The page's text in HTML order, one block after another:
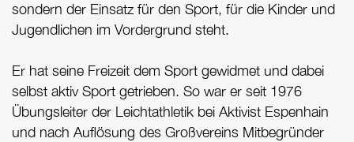
sondern der Einsatz für den Sport, für die Kinder und
Jugendlichen im Vordergrund steht.
Er hat seine Freizeit dem Sport gewidmet und dabei
selbst aktiv Sport getrieben. So war er seit 1976
Übungsleiter der Leichtathletik bei Aktivist Espenhain
und nach Auflösung des Großvereins Mitbegründer